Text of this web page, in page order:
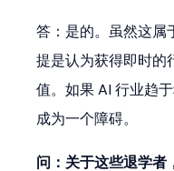
答：是的。虽然这属
提是认为获得即时的
值。如果 AI 行业趋
成为一个障碍。
问：关于这些退学者